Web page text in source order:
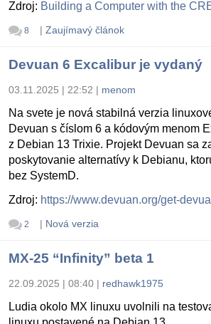
Zdroj: Building a Computer with the
8 | Zaujímavý článok
Devuan 6 Excalibur je vydaný
03.11.2025 | 22:52 | menom
Na svete je nová stabilná verzia
Devuan s číslom 6 a kódovým menom
z Debian 13 Trixie. Projekt Devuan sa
poskytovanie alternatívy k Debianu,
bez SystemD.
Zdroj: https://www.devuan.org/get-
2 | Nová verzia
MX-25 “Infinity” beta 1
22.09.2025 | 08:40 | redhawk1975
Ludia okolo MX linuxu uvolnili na